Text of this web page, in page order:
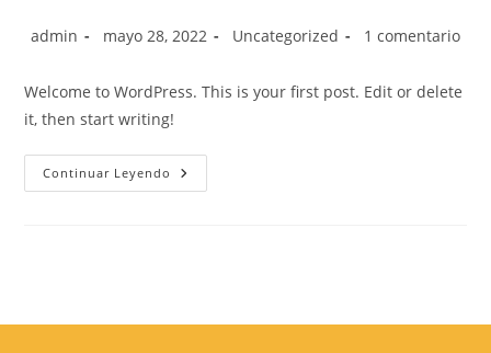
Autor
entrada:
admin
Publicación
entrada:
mayo 28, 2022
Categoría
entrada:
Uncategorized
Comentarios
entrada:
1 comentario
Welcome to WordPress. This is your first post. Edit or delete
it, then start writing!
Continuar Leyendo Hello
World!